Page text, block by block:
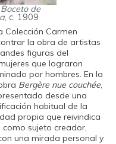
Boceto de
, c. 1909
Colección Carmen
la obra de artistas
figuras del
que lograron
por hombres. En la
Bergère nue couchée,
desde una
habitual de la
propia que reivindica
sujeto creador,
una mirada personal y